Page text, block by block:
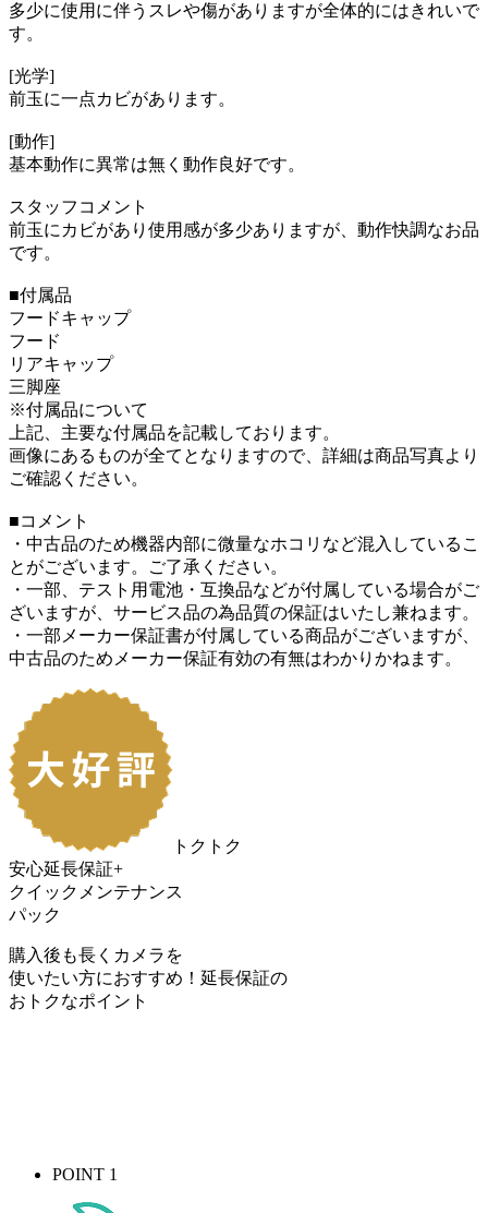
多少に使用に伴うスレや傷がありますが全体的にはきれいで
す。
[光学]
前玉に一点カビがあります。
[動作]
基本動作に異常は無く動作良好です。
スタッフコメント
前玉にカビがあり使用感が多少ありますが、動作快調なお品
です。
■付属品
フードキャップ
フード
リアキャップ
三脚座
※付属品について
上記、主要な付属品を記載しております。
画像にあるものが全てとなりますので、詳細は商品写真より
ご確認ください。
■コメント
・中古品のため機器内部に微量なホコリなど混入しているこ
とがございます。ご了承ください。
・一部、テスト用電池・互換品などが付属している場合がご
ざいますが、サービス品の為品質の保証はいたし兼ねます。
・一部メーカー保証書が付属している商品がございますが、
中古品のためメーカー保証有効の有無はわかりかねます。
トクトク
安心延長保証+
クイックメンテナンス
パック
購入後も長くカメラを
使いたい方におすすめ！ 延長保証の
おトクなポイント
POINT 1